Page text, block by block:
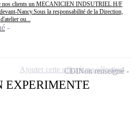
nos clients un MECANICIEN INDSUTRIEL H/F
Nancy.Sous la responsabilité de la Direction,
ou...
EXPERIMENTE
CDINon renseigné
Ajouter cette offre à ma sélection